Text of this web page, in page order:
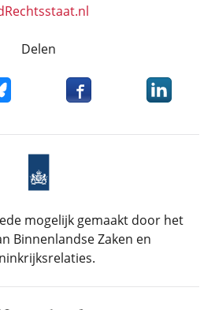
Delen
dit item op Bluesky
Deel dit item opDeel dit
mogelijk gemaakt door het
Binnenlandse Zaken en